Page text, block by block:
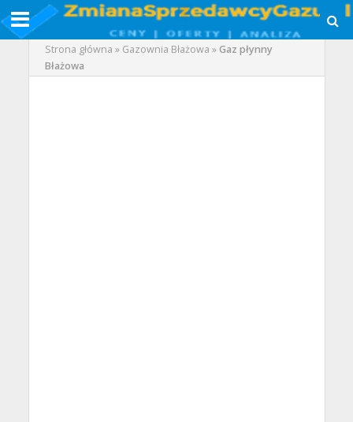
Strona główna » Gazownia Błażowa »Gaz płynny
Błażowa